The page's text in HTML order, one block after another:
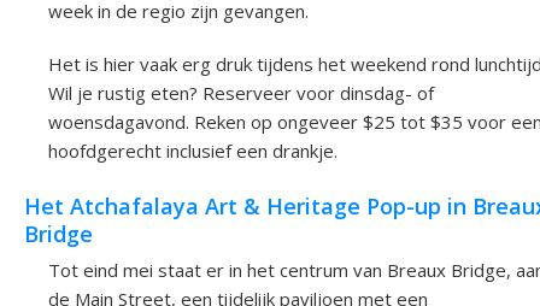
week in de regio zijn gevangen.
Het is hier vaak erg druk tijdens het weekend rond
Wil je rustig eten? Reserveer voor dinsdag- of
woensdagavond. Reken op ongeveer $25 tot $35 voor
hoofdgerecht inclusief een drankje.
Het Atchafalaya Art & Heritage Pop-up in
Bridge
Tot eind mei staat er in het centrum van Breaux Bridge,
de Main Street, een tijdelijk paviljoen met een